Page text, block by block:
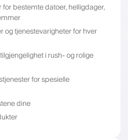
bestemte datoer, helligdager,
og tjenestevarigheter for hver
i rush- og rolige
for spesielle
dine